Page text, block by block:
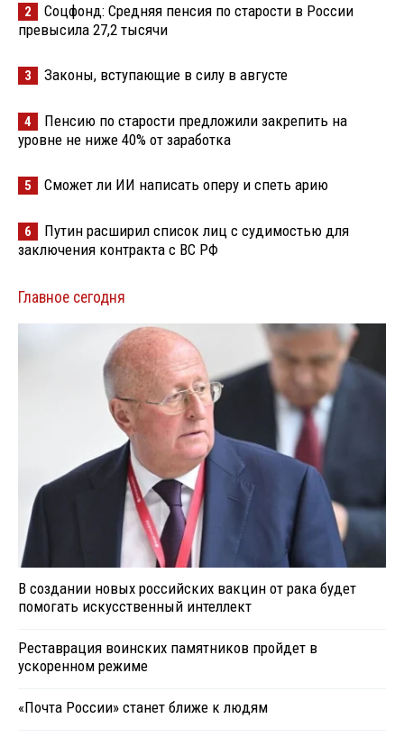
2
Соцфонд: Средняя пенсия по старости в России
превысила 27,2 тысячи
3 Законы, вступающие в силу в августе
4
Пенсию по старости предложили закрепить на
уровне не ниже 40% от заработка
5 Сможет ли ИИ написать оперу и спеть арию
6
Путин расширил список лиц с судимостью для
заключения контракта с ВС РФ
Главное сегодня
В создании новых российских вакцин от рака будет
помогать искусственный интеллект
Реставрация воинских памятников пройдет в
ускоренном режиме
«Почта России» станет ближе к людям